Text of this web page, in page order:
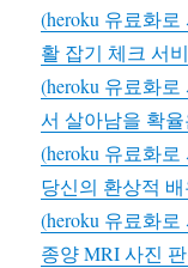
(heroku 유료화
활 잡기 체크 서
(heroku 유료화
서 살아남을 확율
(heroku 유료화
당신의 환상적
(heroku 유료화
종양 MRI 사진